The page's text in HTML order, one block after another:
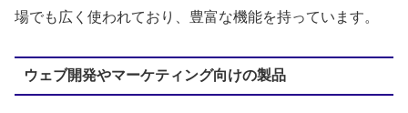
場でも広く使われており、豊富な機能を持っています。
ウェブ開発やマーケティング向けの製品